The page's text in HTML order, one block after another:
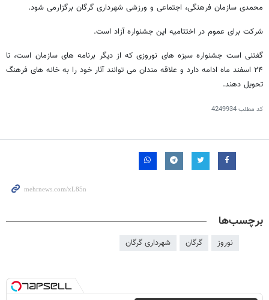
محمدی سازمان فرهنگی، اجتماعی و ورزشی شهرداری گرگان برگزارمی شود.
شرکت برای عموم در اختتامیه این جشنواره آزاد است.
گفتنی است جشنواره سبزه های نوروزی که از دیگر برنامه های سازمان است، تا
۲۴ اسفند ماه ادامه دارد و علاقه مندان می توانند آثار خود را به خانه های فرهنگ
تحویل دهند.
کد مطلب4249934
برچسب‌ها
نوروز گرگان شهرداری گرگان